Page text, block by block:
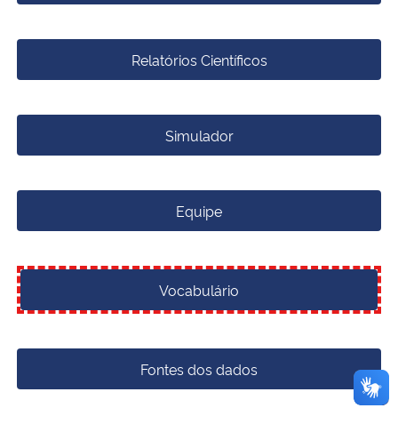
Relatórios Científicos
Simulador
Equipe
Vocabulário
Fontes dos dados